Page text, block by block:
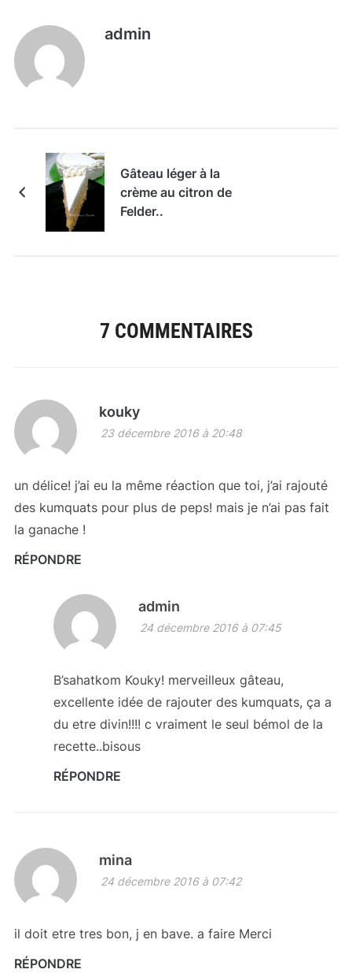
admin
Gâteau léger à la
crème au citron de
Felder..
7 COMMENTAIRES
kouky
23 décembre 2016 à 20:48
un délice! j’ai eu la même réaction que toi, j’ai rajouté
des kumquats pour plus de peps! mais je n’ai pas fait
la ganache !
RÉPONDRE
admin
24 décembre 2016 à 07:45
B’sahatkom Kouky! merveilleux gâteau,
excellente idée de rajouter des kumquats, ça a
du etre divin!!!! c vraiment le seul bémol de la
recette..bisous
RÉPONDRE
mina
24 décembre 2016 à 07:42
il doit etre tres bon, j en bave. a faire Merci
RÉPONDRE